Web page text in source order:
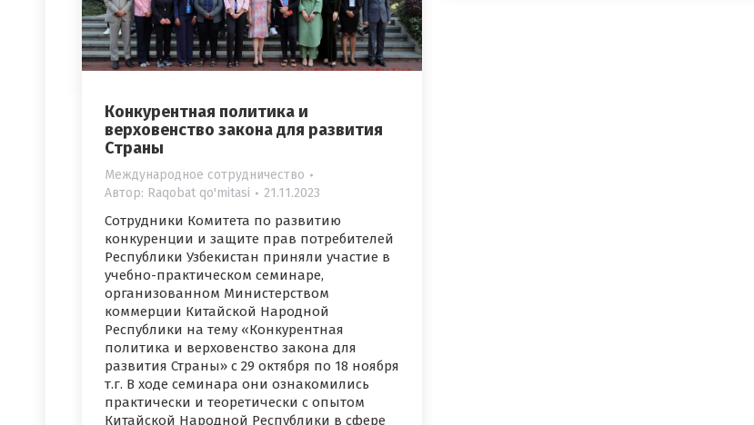
Конкурентная политика и
верховенство закона для развития
Страны
Международное сотрудничество
Автор: Raqobat qo'mitasi 21.11.2023
Сотрудники Комитета по развитию
конкуренции и защите прав потребителей
Республики Узбекистан приняли участие в
учебно-практическом семинаре,
организованном Министерством
коммерции Китайской Народной
Республики на тему «Конкурентная
политика и верховенство закона для
развития Страны» с 29 октября по 18 ноября
т.г. В ходе семинара они ознакомились
практически и теоретически с опытом
Китайской Народной Республики в сфере